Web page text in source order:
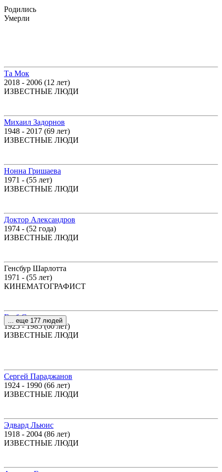
Родились
Умерли
Та Мок
2018 - 2006 (12 лет)
ИЗВЕСТНЫЕ ЛЮДИ
Михаил Задорнов
1948 - 2017 (69 лет)
ИЗВЕСТНЫЕ ЛЮДИ
Нонна Гришаева
1971 - (55 лет)
ИЗВЕСТНЫЕ ЛЮДИ
Доктор Александров
1974 - (52 года)
ИЗВЕСТНЫЕ ЛЮДИ
Генсбур Шарлотта
1971 - (55 лет)
КИНЕМАТОГРАФИСТ
Глеб Стриженов
1925 - 1985 (60 лет)
ИЗВЕСТНЫЕ ЛЮДИ
... еще 177 людей
Сергей Параджанов
1924 - 1990 (66 лет)
ИЗВЕСТНЫЕ ЛЮДИ
Эдвард Льюис
1918 - 2004 (86 лет)
ИЗВЕСТНЫЕ ЛЮДИ